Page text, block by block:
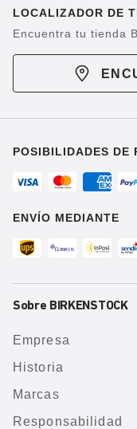
LOCALIZADOR DE
Encuentra tu tienda
POSIBILIDADES DE
ENVÍO MEDIANTE
Sobre BIRKENSTOCK
Empresa
Historia
Marcas
Responsabilidad